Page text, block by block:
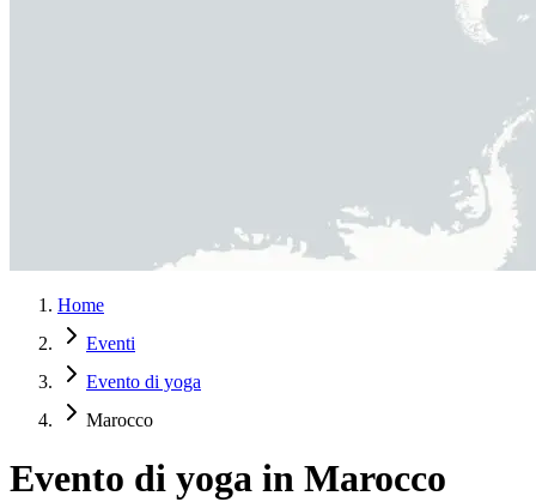
Home
Eventi
Evento di yoga
Marocco
Evento di yoga in Marocco